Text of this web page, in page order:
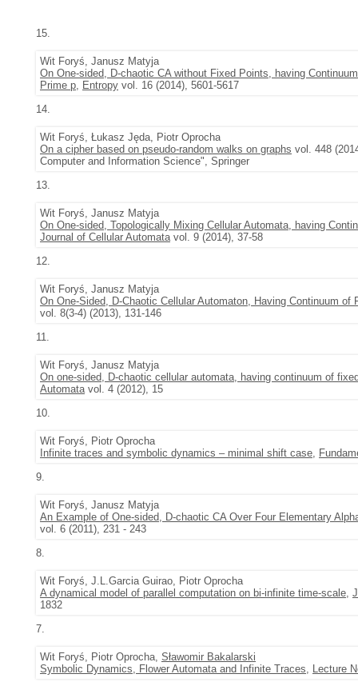
15.
Wit Foryś, Janusz Matyja
On One-sided, D-chaotic CA without Fixed Points, having
Prime p, Entropy vol. 16 (2014), 5601-5617
14.
Wit Foryś, Łukasz Jęda, Piotr Oprocha
On a cipher based on pseudo-random walks on graphs vol. 448
Computer and Information Science", Springer
13.
Wit Foryś, Janusz Matyja
On One-sided, Topologically Mixing Cellular Automata, having
Journal of Cellular Automatavol. 9 (2014), 37-58
12.
Wit Foryś, Janusz Matyja
On One-Sided, D-Chaotic Cellular Automaton, Having Continuum
vol. 8(3-4) (2013), 131-146
11.
Wit Foryś, Janusz Matyja
On one-sided, D-chaotic cellular automata, having continuum of
Automatavol. 4 (2012), 15
10.
Wit Foryś, Piotr Oprocha
Infinite traces and symbolic dynamics – minimal shift case,
9.
Wit Foryś, Janusz Matyja
An Example of One-sided, D-chaotic CA Over Four Elementary
vol. 6 (2011), 231 - 243
8.
Wit Foryś, J.L.Garcia Guirao, Piotr Oprocha
A dynamical model of parallel computation on bi-infinite time-scale,
1832
7.
Wit Foryś, Piotr Oprocha, Sławomir Bakalarski
Symbolic Dynamics, Flower Automata and Infinite Traces, Lecture